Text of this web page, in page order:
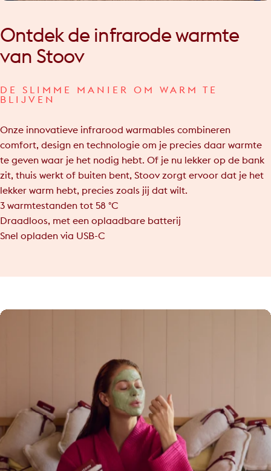
Ontdek de infrarode warmte
van Stoov
DE SLIMME MANIER OM WARM TE
BLIJVEN
Onze innovatieve infrarood warmables combineren
comfort, design en technologie om je precies daar warmte
te geven waar je het nodig hebt. Of je nu lekker op de bank
zit, thuis werkt of buiten bent, Stoov zorgt ervoor dat je het
lekker warm hebt, precies zoals jij dat wilt.
3 warmtestanden tot 58 °C
Draadloos, met een oplaadbare batterij
Snel opladen via USB-C